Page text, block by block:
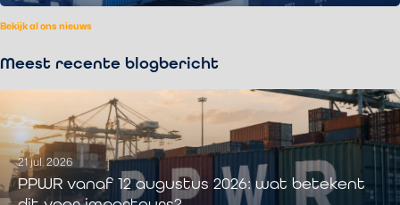
Bekijk al ons nieuws
Meest recente blogbericht
21 jul. 2026
PPWR vanaf 12 augustus 2026: wat betekent